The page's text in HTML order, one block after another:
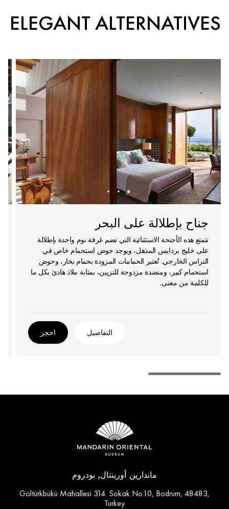
ELEGANT ALTERNATIVES
جناح بإطلالة على البحر
تتمتع هذه الأجنحة الاستثنائية التي تضم غرفة نوم واحدة بإطلالة
على خليج بردايس المذهل، ويوجد حوض استحمام خاص في
التراس الخارجي. تُعتبر الحمامات المزودة بحمام بخار، وحوض
استحمام كبير، ومنضدة مزدوجة للتزيين، بمثابة ملاذ هادئ بكل ما
للكلمة من معنى.
التفاصيل احجز
ماندارين أورينتال, بودروم
Göltürkbükü Mahallesi 314. Sokak No.10, Bodrum, 48483,
Turkey